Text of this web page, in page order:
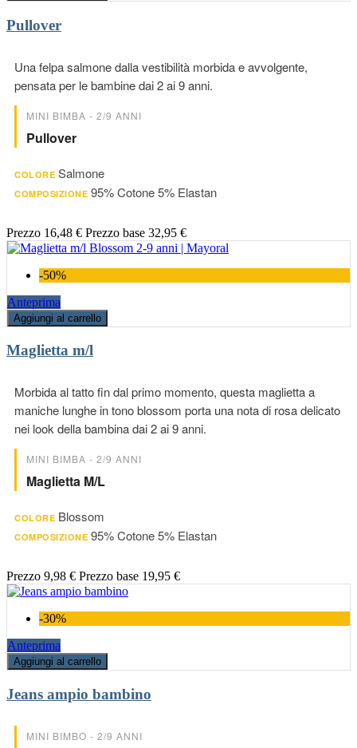
Pullover
Una felpa salmone dalla vestibilità morbida e avvolgente,
pensata per le bambine dai 2 ai 9 anni.
MINI BIMBA - 2/9 ANNI
Pullover
COLORE Salmone
COMPOSIZIONE 95% Cotone 5% Elastan
Prezzo 16,48 € Prezzo base 32,95 €
-50%
Anteprima
Aggiungi al carrello
Maglietta m/l
Morbida al tatto fin dal primo momento, questa maglietta a
maniche lunghe in tono blossom porta una nota di rosa delicato
nei look della bambina dai 2 ai 9 anni.
MINI BIMBA - 2/9 ANNI
Maglietta M/l
COLORE Blossom
COMPOSIZIONE 95% Cotone 5% Elastan
Prezzo 9,98 € Prezzo base 19,95 €
-30%
Anteprima
Aggiungi al carrello
Jeans ampio bambino
MINI BIMBO - 2/9 ANNI